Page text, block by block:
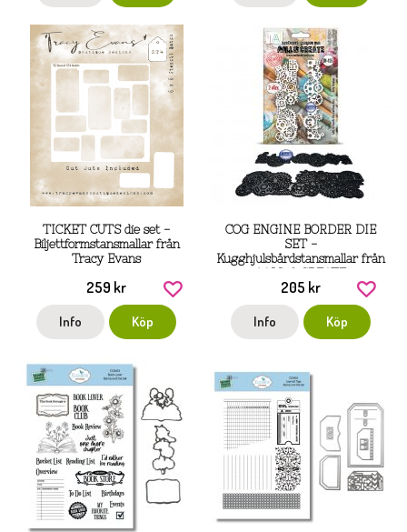
TICKET CUTS die set -
Biljettformstansmallar från
Tracy Evans
259 kr
Info Köp
COG ENGINE BORDER DIE
SET -
Kugghjulsbårdstansmallar från
205 kr
Info Köp